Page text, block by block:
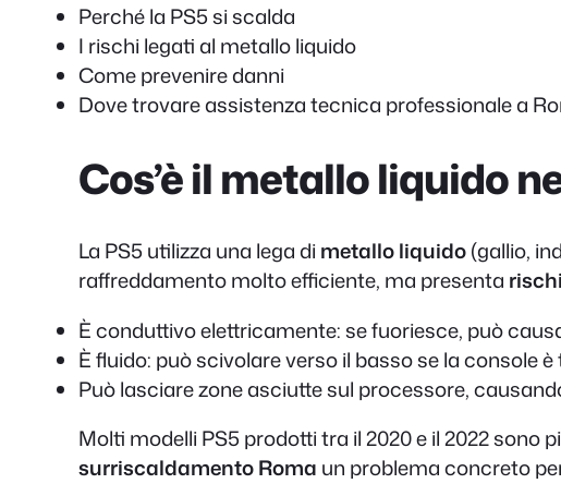
Perché la PS5 si scalda
I rischi legati al metallo liquido
Come prevenire danni
Dove trovare assistenza tecnica professionale a
Cos’è il metallo liquido
La PS5 utilizza una lega di metallo liquido(gallio,
raffreddamento molto efficiente, ma presenta
È conduttivo elettricamente: se fuoriesce, può
È fluido: può scivolare verso il basso se la console
Può lasciare zone asciutte sul processore,
Molti modelli PS5 prodotti tra il 2020 e il 2022 sono
surriscaldamento Roma un problema concreto